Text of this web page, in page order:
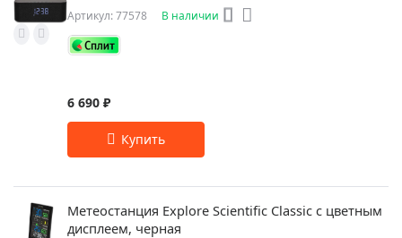
6 690 ₽
Артикул: 77578 В наличии
Метеостанция Explore Scientific Classic с цветным
дисплеем, черная